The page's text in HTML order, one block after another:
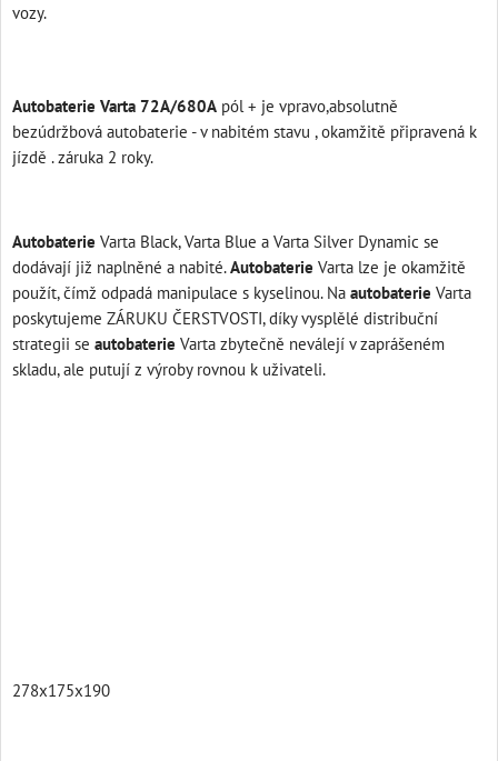
vozy.
Autobaterie Varta 72A/680A pól + je vpravo,absolutně
bezúdržbová autobaterie - v nabitém stavu , okamžitě připravená k
jízdě . záruka 2 roky.
Autobaterie Varta Black, Varta Blue a Varta Silver Dynamic se
dodávají již naplněné a nabité.Autobaterie Varta lze je okamžitě
použít, čímž odpadá manipulace s kyselinou. Na autobaterie Varta
poskytujeme ZÁRUKU ČERSTVOSTI, díky vysplělé distribuční
strategii se autobaterie Varta zbytečně neválejí v zaprášeném
skladu, ale putují z výroby rovnou k uživateli.
278x175x190